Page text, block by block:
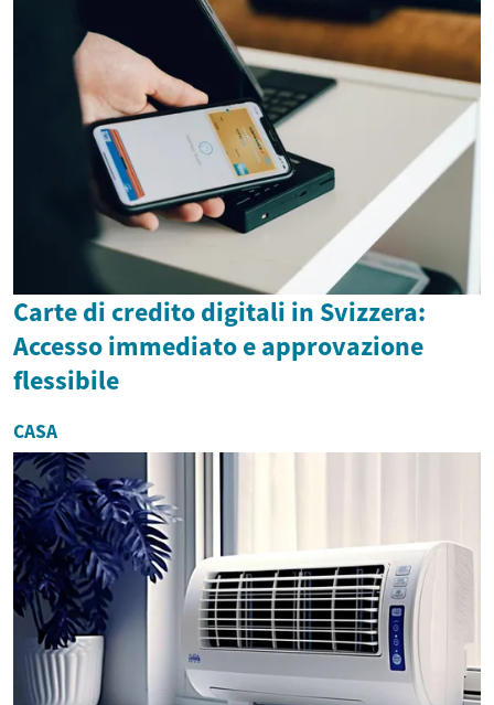
Carte di credito digitali in Svizzera:
Accesso immediato e approvazione
flessibile
CASA